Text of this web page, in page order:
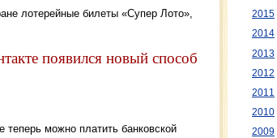
лотерейные билеты «Супер Лото»,
появился новый способ
можно платить банковской
2015
2014
2013
2012
2011
2010
2009